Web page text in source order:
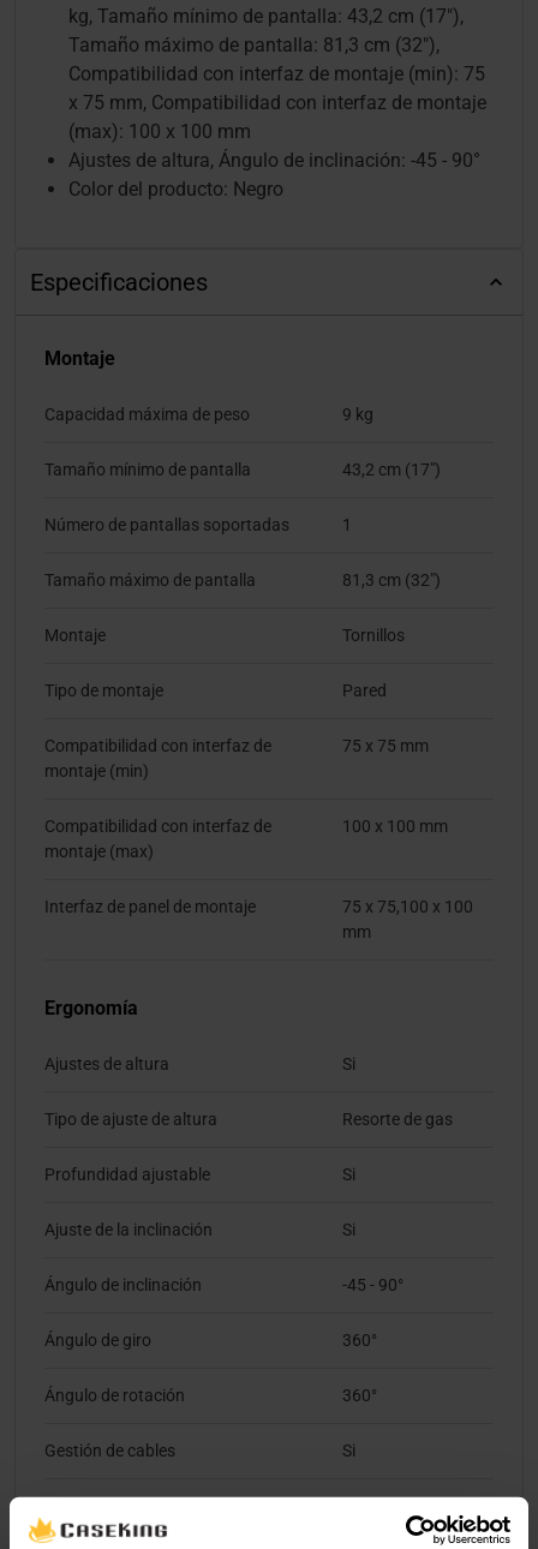
kg, Tamaño mínimo de pantalla: 43,2 cm (17"),
Tamaño máximo de pantalla: 81,3 cm (32"),
Compatibilidad con interfaz de montaje (min): 75
x 75 mm, Compatibilidad con interfaz de montaje
(max): 100 x 100 mm
Ajustes de altura, Ángulo de inclinación: -45 - 90°
Color del producto: Negro
Especificaciones
Montaje
Capacidad máxima de peso 9 kg
Tamaño mínimo de pantalla 43,2 cm (17")
Número de pantallas soportadas 1
Tamaño máximo de pantalla 81,3 cm (32")
Montaje Tornillos
Tipo de montaje Pared
Compatibilidad con interfaz de
montaje (min)
75 x 75 mm
Compatibilidad con interfaz de
montaje (max)
100 x 100 mm
Interfaz de panel de montaje
75 x 75,100 x 100
mm
Ergonomía
Ajustes de altura Si
Tipo de ajuste de altura Resorte de gas
Profundidad ajustable Si
Ajuste de la inclinación Si
Ángulo de inclinación -45 - 90°
Ángulo de giro 360°
Ángulo de rotación 360°
Gestión de cables Si
Diseño